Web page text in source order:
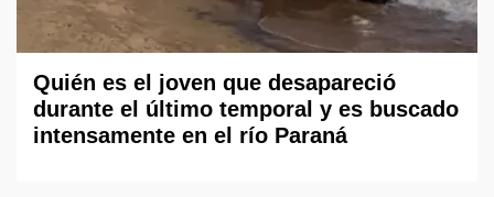
Quién es el joven que desapareció
durante el último temporal y es buscado
intensamente en el río Paraná